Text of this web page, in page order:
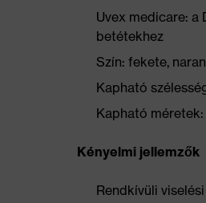
Uvex medicare: a
betétekhez
Szín: fekete,
Kapható
Kapható méretek:
Kényelmi jellemzők
Rendkívüli